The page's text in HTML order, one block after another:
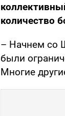
количество
– Начнем со
были
Многие